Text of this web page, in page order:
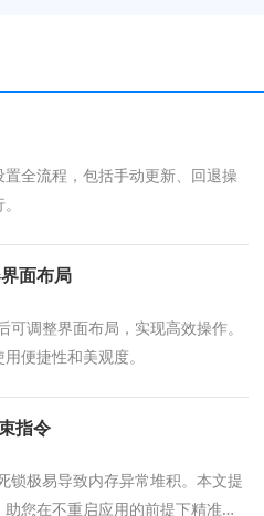
全流程，包括手动更新、回退操
面布局
调整界面布局，实现高效操作。
便捷性和美观度。
指令
锁极易导致内存异常堆积。本文提
您在不重启应用的前提下精准回